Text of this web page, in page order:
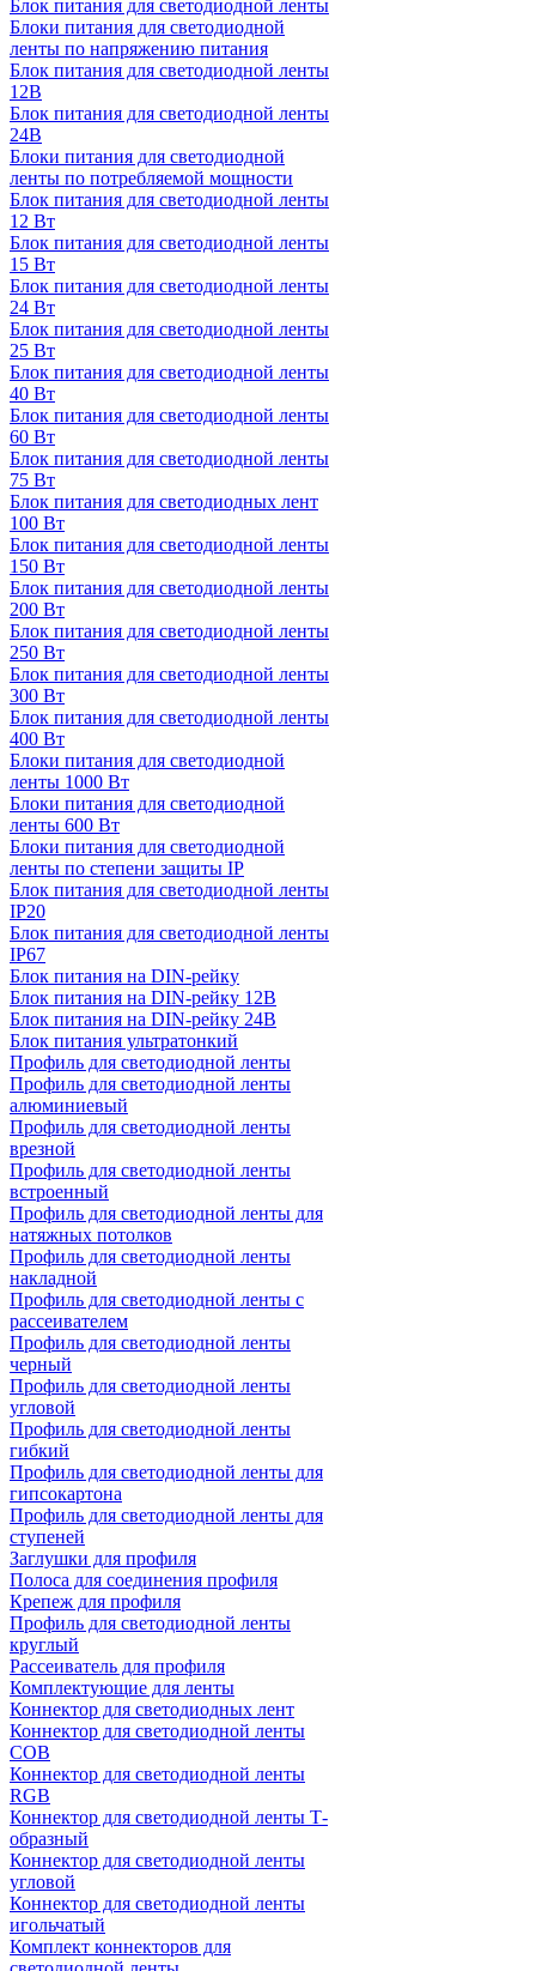
Блок питания для светодиодной ленты
Блоки питания для светодиодной
ленты по напряжению питания
Блок питания для светодиодной ленты
12В
Блок питания для светодиодной ленты
24В
Блоки питания для светодиодной
ленты по потребляемой мощности
Блок питания для светодиодной ленты
12 Вт
Блок питания для светодиодной ленты
15 Вт
Блок питания для светодиодной ленты
24 Вт
Блок питания для светодиодной ленты
25 Вт
Блок питания для светодиодной ленты
40 Вт
Блок питания для светодиодной ленты
60 Вт
Блок питания для светодиодной ленты
75 Вт
Блок питания для светодиодных лент
100 Вт
Блок питания для светодиодной ленты
150 Вт
Блок питания для светодиодной ленты
200 Вт
Блок питания для светодиодной ленты
250 Вт
Блок питания для светодиодной ленты
300 Вт
Блок питания для светодиодной ленты
400 Вт
Блоки питания для светодиодной
ленты 1000 Вт
Блоки питания для светодиодной
ленты 600 Вт
Блоки питания для светодиодной
ленты по степени защиты IP
Блок питания для светодиодной ленты
IP20
Блок питания для светодиодной ленты
IP67
Блок питания на DIN-рейку
Блок питания на DIN-рейку 12В
Блок питания на DIN-рейку 24В
Блок питания ультратонкий
Профиль для светодиодной ленты
Профиль для светодиодной ленты
алюминиевый
Профиль для светодиодной ленты
врезной
Профиль для светодиодной ленты
встроенный
Профиль для светодиодной ленты для
натяжных потолков
Профиль для светодиодной ленты
накладной
Профиль для светодиодной ленты с
рассеивателем
Профиль для светодиодной ленты
черный
Профиль для светодиодной ленты
угловой
Профиль для светодиодной ленты
гибкий
Профиль для светодиодной ленты для
гипсокартона
Профиль для светодиодной ленты для
ступеней
Заглушки для профиля
Полоса для соединения профиля
Крепеж для профиля
Профиль для светодиодной ленты
круглый
Рассеиватель для профиля
Комплектующие для ленты
Коннектор для светодиодных лент
Коннектор для светодиодной ленты
COB
Коннектор для светодиодной ленты
RGB
Коннектор для светодиодной ленты Т-
образный
Коннектор для светодиодной ленты
угловой
Коннектор для светодиодной ленты
игольчатый
Комплект коннекторов для